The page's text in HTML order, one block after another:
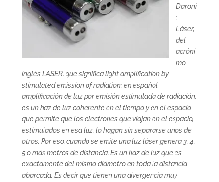
Daroni
:
Láser,
del
acróni
mo
inglés LASER, que significa light amplification by
stimulated emission of radiation; en español
amplificación de luz por emisión estimulada de radiación,
es un haz de luz coherente en el tiempo y en el espacio
que permite que los electrones que viajan en el espacio,
estimulados en esa luz, lo hagan sin separarse unos de
otros. Por eso, cuando se emite una luz láser genera 3, 4,
5 o más metros de distancia. Es un haz de luz que es
exactamente del mismo diámetro en toda la distancia
abarcada. Es decir que tienen una divergencia muy